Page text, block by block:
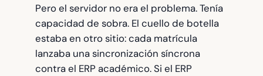
Pero el servidor no era el problema. Tenía
capacidad de sobra. El cuello de botella
estaba en otro sitio: cada matrícula
lanzaba una sincronización síncrona
contra el ERP académico. Si el ERP